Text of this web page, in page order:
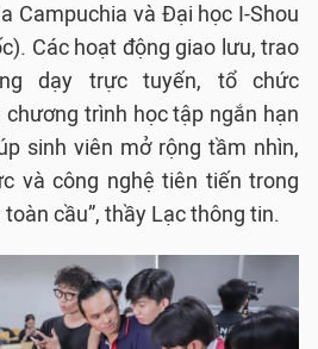
Campuchia và Đại học I-Shou
Các hoạt động giao lưu, trao
dạy trực tuyến, tổ chức
trình học tập ngắn hạn
sinh viên mở rộng tầm nhìn,
và công nghệ tiên tiến trong
cầu”, thầy Lạc thông tin.